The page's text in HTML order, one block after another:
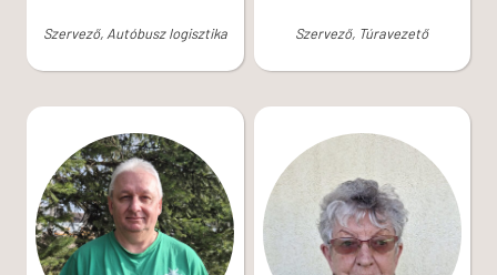
Szervező, Autóbusz logisztika Szervező, Túravezető